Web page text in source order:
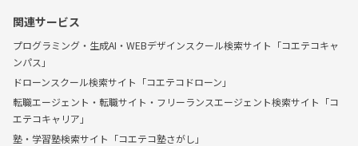
関連サービス
プログラミング・生成AI・WEBデザインスクール検索サイト「コエテコキャ
ンパス」
ドローンスクール検索サイト「コエテコドローン」
転職エージェント・転職サイト・フリーランスエージェント検索サイト「コ
エテコキャリア」
塾・学習塾検索サイト「コエテコ塾さがし」